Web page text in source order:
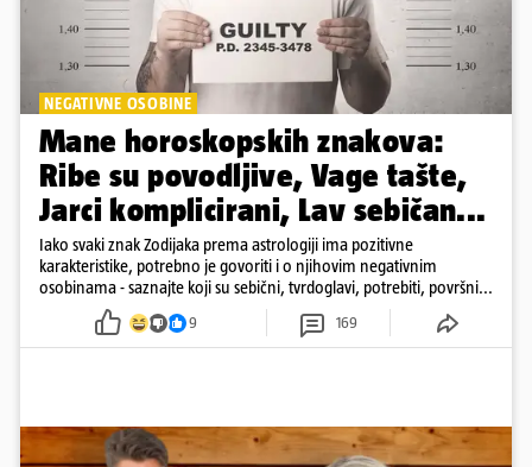
NEGATIVNE OSOBINE
Mane horoskopskih znakova:
Ribe su povodljive, Vage tašte,
Jarci komplicirani, Lav sebičan...
Iako svaki znak Zodijaka prema astrologiji ima pozitivne
karakteristike, potrebno je govoriti i o njihovim negativnim
osobinama - saznajte koji su sebični, tvrdoglavi, potrebiti, površni...
9 169